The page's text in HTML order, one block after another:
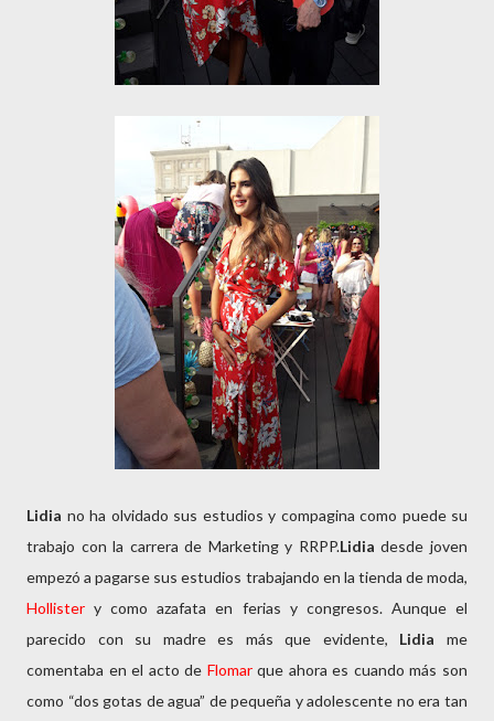
Lidia no ha olvidado sus estudios y compagina como puede su
trabajo con la carrera de Marketing y RRPP.Lidia desde joven
empezó a pagarse sus estudios trabajando en la tienda de moda,
Hollister y como azafata en ferias y congresos. Aunque el
parecido con su madre es más que evidente, Lidiame
comentaba en el acto de Flomarque ahora es cuando más son
como “dos gotas de agua” de pequeña y adolescente no era tan